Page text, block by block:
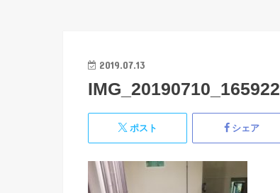
2019.07.13
IMG_20190710_165922
ポスト シェア